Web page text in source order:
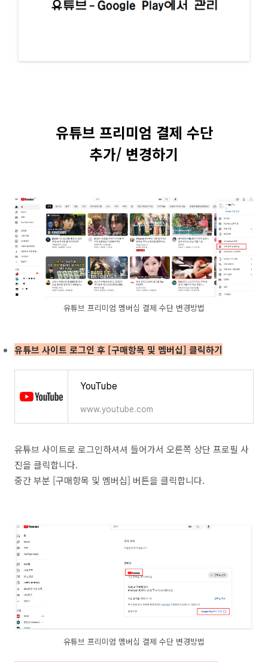
유튜브 프리미엄 결제 수단
추가/ 변경하기
유튜브 프리미엄 멤버십 결제 수단 변경방법
유튜브 사이트 로그인 후 [구매항목 및 멤버십] 클릭하기
YouTube
www.youtube.com
유튜브 사이트로 로그인하셔셔 들어가서 오른쪽 상단 프로필 사
진을 클릭합니다.
중간 부분 [구매항목 및 멤버십] 버튼을 클릭합니다.
유튜브 프리미엄 멤버십 결제 수단 변경방법